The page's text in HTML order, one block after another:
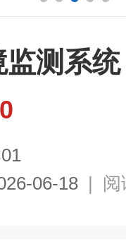
测系统
06-18 | 阅